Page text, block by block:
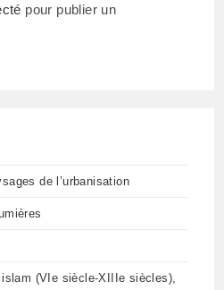
pour publier un
de l’urbanisation
(VIe siècle-XIIIe siècles),